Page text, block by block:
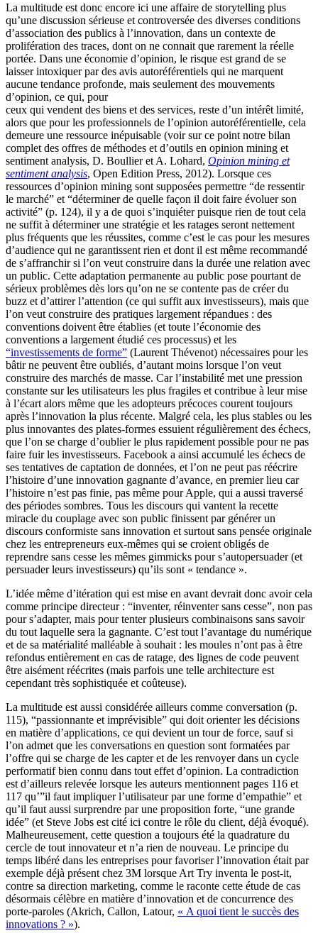
La multitude est donc encore ici une affaire de storytelling plus
qu’une discussion sérieuse et controversée des diverses conditions
d’association des publics à l’innovation, dans un contexte de
prolifération des traces, dont on ne connait que rarement la réelle
portée. Dans une économie d’opinion, le risque est grand de se
laisser intoxiquer par des avis autoréférentiels qui ne marquent
aucune tendance profonde, mais seulement des mouvements
d’opinion, ce qui, pour
ceux qui vendent des biens et des services, reste d’un intérêt limité,
alors que pour les professionnels de l’opinion autoréférentielle, cela
demeure une ressource inépuisable (voir sur ce point notre bilan
complet des offres de méthodes et d’outils en opinion mining et
sentiment analysis, D. Boullier et A. Lohard, Opinion mining et
sentiment analysis, Open Edition Press, 2012). Lorsque ces
ressources d’opinion mining sont supposées permettre “de ressentir
le marché” et “déterminer de quelle façon il doit faire évoluer son
activité” (p. 124), il y a de quoi s’inquiéter puisque rien de tout cela
ne suffit à déterminer une stratégie et les ratages seront nettement
plus fréquents que les réussites, comme c’est le cas pour les mesures
d’audience qui ne garantissent rien et dont il est même recommandé
de s’affranchir si l’on veut construire dans la durée une relation avec
un public. Cette adaptation permanente au public pose pourtant de
sérieux problèmes dès lors qu’on ne se contente pas de créer du
buzz et d’attirer l’attention (ce qui suffit aux investisseurs), mais que
l’on veut construire des pratiques largement répandues : des
conventions doivent être établies (et toute l’économie des
conventions a largement étudié ces processus) et les
“investissements de forme” (Laurent Thévenot) nécessaires pour les
bâtir ne peuvent être oubliés, d’autant moins lorsque l’on veut
construire des marchés de masse. Car l’instabilité met une pression
constante sur les utilisateurs les plus fragiles et contribue à leur mise
à l’écart alors même que les adopteurs précoces courent toujours
après l’innovation la plus récente. Malgré cela, les plus stables ou les
plus innovantes des plates-formes essuient régulièrement des échecs,
que l’on se charge d’oublier le plus rapidement possible pour ne pas
faire fuir les investisseurs. Facebook a ainsi accumulé les échecs de
ses tentatives de captation de données, et l’on ne peut pas réécrire
l’histoire d’une innovation gagnante d’avance, en premier lieu car
l’histoire n’est pas finie, pas même pour Apple, qui a aussi traversé
des périodes sombres. Tous les discours qui vantent la recette
miracle du couplage avec son public finissent par générer un
discours conformiste sans innovation et surtout sans pensée originale
chez les entrepreneurs eux-mêmes qui se croient obligés de
reprendre sans cesse les mêmes gimmicks pour s’autopersuader (et
persuader leurs investisseurs) qu’ils sont « tendance ».
L’idée même d’itération qui est mise en avant devrait donc avoir cela
comme principe directeur : “inventer, réinventer sans cesse”, non pas
pour s’adapter, mais pour tenter plusieurs combinaisons sans savoir
du tout laquelle sera la gagnante. C’est tout l’avantage du numérique
et de sa matérialité malléable à souhait : les moules n’ont pas à être
refondus entièrement en cas de ratage, des lignes de code peuvent
être aisément réécrites (mais parfois une telle architecture est
cependant très sophistiquée et coûteuse).
La multitude est aussi considérée ailleurs comme conversation (p.
115), “passionnante et imprévisible” qui doit orienter les décisions
en matière d’applications, ce qui devient un tour de force, sauf si
l’on admet que les conversations en question sont formatées par
l’offre qui se charge de les capter et de les renvoyer dans un cycle
performatif bien connu dans tout effet d’opinion. La contradiction
est d’ailleurs relevée lorsque les auteurs mentionnent pages 116 et
117 qu’”il faut impliquer l’utilisateur par une forme d’empathie” et
qu’il faut aussi surprendre par une proposition forte, “une grande
idée” (et Steve Jobs est cité ici contre le rôle du client, déjà évoqué).
Malheureusement, cette question a toujours été la quadrature du
cercle de tout innovateur et n’a rien de nouveau. Le principe du
temps libéré dans les entreprises pour favoriser l’innovation était par
exemple déjà présent chez 3M lorsque Art Try inventa le post-it,
contre sa direction marketing, comme le raconte cette étude de cas
désormais célèbre en matière d’innovation et de concurrence des
porte-paroles (Akrich, Callon, Latour, « A quoi tient le succès des
innovations ? »).